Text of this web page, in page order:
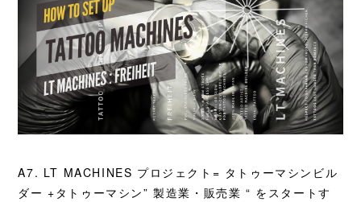
A7. LT MACHINES プロジェクト= タトゥーマシンビル
ダー + タトゥーマシン” 製造業・販売業 “ をスタートす